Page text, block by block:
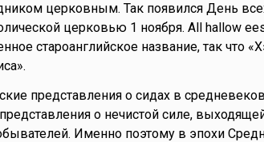
церковным. Так появился День
церковью 1 ноября. All hallow
староанглийское название, так что
представления о сидах в
о нечистой силе,
Именно поэтому в эпохи